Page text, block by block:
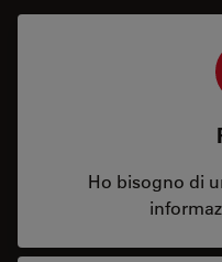
Ho bisogno di